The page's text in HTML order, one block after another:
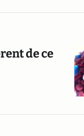
de ce